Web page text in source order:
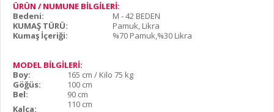
ÜRÜN / NUMUNE BİLGİLERİ:
Bedeni:
M - 42 BEDEN
KUMAŞ TÜRÜ:
Pamuk, Likra
Kumaş İçeriği:
%70 Pamuk,%30 Likra
MODEL BİLGİLERİ:
Boy:
165 cm / Kilo 75 kg
Göğüs:
100 cm
Bel:
90 cm
Kalça:
110 cm